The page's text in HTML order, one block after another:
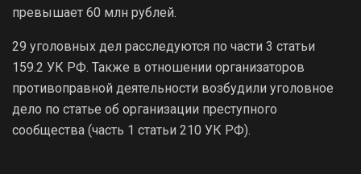
превышает 60 млн рублей.
29 уголовных дел расследуются по части 3 статьи
159.2 УК РФ. Также в отношении организаторов
противоправной деятельности возбудили уголовное
дело по статье об организации преступного
сообщества (часть 1 статьи 210 УК РФ).